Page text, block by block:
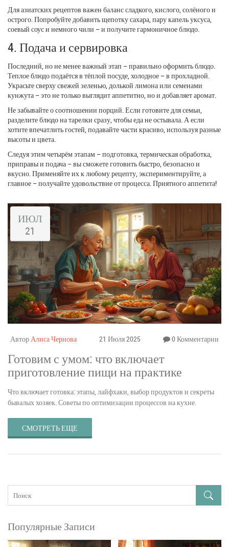
Для азиатских рецептов важен баланс сладкого, кислого, солёного и
острого. Попробуйте добавить щепотку сахара, пару капель уксуса,
соевый соус и немного чили – и получите гармоничное блюдо.
4. Подача и сервировка
Последний, но не менее важный этап – правильно оформить блюдо.
Теплое блюдо подаётся в тёплой посуде, холодное – в прохладной.
Украсьте сверху свежей зеленью, долькой лимона или семенами
кунжута – это не только выглядит аппетитно, но и добавляет аромат.
Не забывайте о соотношении порций. Если готовите для семьи,
разделите блюдо на тарелки сразу, чтобы еда не остывала. А если
хотите впечатлить гостей, подавайте части красиво, используя разные
высоты и цвета.
Следуя этим четырём этапам – подготовка, термическая обработка,
приправы и подача – вы сможете готовить быстро, безопасно и
вкусно. Применяйте их к любому рецепту, экспериментируйте, а
главное – получайте удовольствие от процесса. Приятного аппетита!
ИЮЛ
21
АвторАлиса Чернова 21 Июля 2025 0 Комментарии
Готовим с умом: что включает
приготовление пищи на практике
Что включает готовка: этапы, лайфхаки, выбор продуктов и секреты
бывалых хозяек. Советы по оптимизации процессов на кухне.
СМОТРЕТЬ ЕЩЕ
Популярные Записи